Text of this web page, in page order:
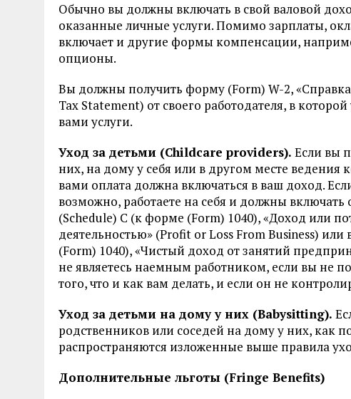
Обычно вы должны включать в свой валовой
оказанные личные услуги. Помимо зарплаты,
включает и другие формы компенсации,
опционы.
Вы должны получить форму (Form) W-2, «Справка
Tax Statement) от своего работодателя, в
вами услуги.
Уход за детьми (Childcare providers). Если вы
них, на дому у себя или в другом месте ведения
вами оплата должна включаться в ваш доход.
возможно, работаете на себя и должны включать
(Schedule) C (к форме (Form) 1040), «Доход или
деятельностью» (Profit or Loss From Business)
(Form) 1040), «Чистый доход от занятий
не являетесь наемным работником, если вы не
того, что и как вам делать, и если он не
Уход за детьми на дому у них (Babysitting).
родственников или соседей на дому у них, как
распространяются изложенные выше правила
Дополнительные льготы (Fringe Benefits)